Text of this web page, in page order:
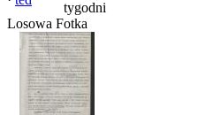
tygodni
Losowa Fotka